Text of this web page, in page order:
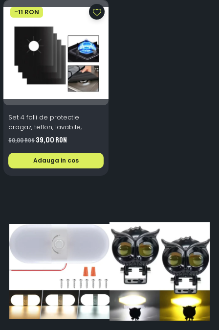
-11 RON
Set 4 folii de protectie
aragaz, teflon, lavabile,
reutilizabile, Negru/Gri
50,00 RON39,00 RON
Adauga in cos